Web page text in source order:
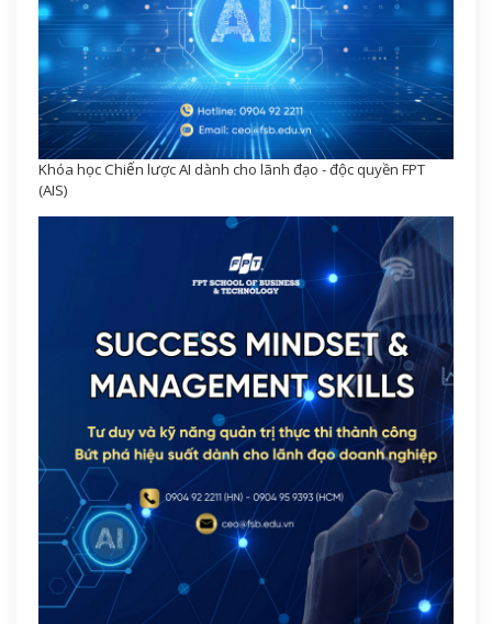
Khóa học Chiến lược AI dành cho lãnh đạo - độc quyền FPT
(AIS)